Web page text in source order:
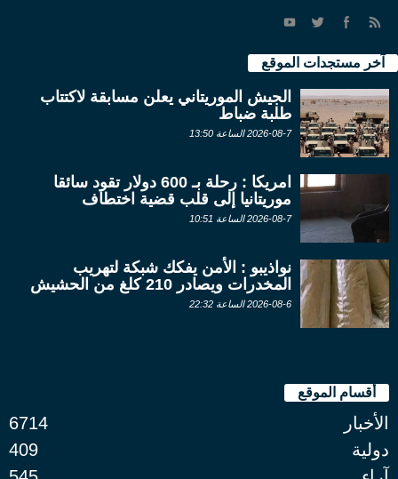
آخر مستجدات الموقع
الجيش الموريتاني يعلن مسابقة لاكتتاب
طلبة ضباط
2026-08-7 الساعة 13:50
امريكا : رحلة بـ 600 دولار تقود سائقا
موريتانيا إلى قلب قضية اختطاف
2026-08-7 الساعة 10:51
نواذيبو : الأمن يفكك شبكة لتهريب
المخدرات ويصادر 210 كلغ من الحشيش
2026-08-6 الساعة 22:32
أقسام الموقع
الأخبار
6714
دولية
409